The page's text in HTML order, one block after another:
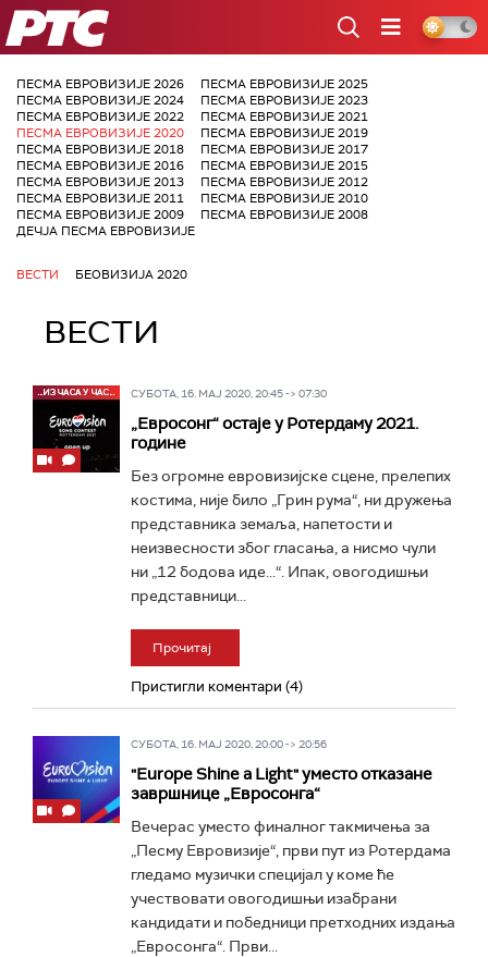
РТС
ПЕСМА ЕВРОВИЗИЈЕ 2026
ПЕСМА ЕВРОВИЗИЈЕ 2025
ПЕСМА ЕВРОВИЗИЈЕ 2024
ПЕСМА ЕВРОВИЗИЈЕ 2023
ПЕСМА ЕВРОВИЗИЈЕ 2022
ПЕСМА ЕВРОВИЗИЈЕ 2021
ПЕСМА ЕВРОВИЗИЈЕ 2020
ПЕСМА ЕВРОВИЗИЈЕ 2019
ПЕСМА ЕВРОВИЗИЈЕ 2018
ПЕСМА ЕВРОВИЗИЈЕ 2017
ПЕСМА ЕВРОВИЗИЈЕ 2016
ПЕСМА ЕВРОВИЗИЈЕ 2015
ПЕСМА ЕВРОВИЗИЈЕ 2013
ПЕСМА ЕВРОВИЗИЈЕ 2012
ПЕСМА ЕВРОВИЗИЈЕ 2011
ПЕСМА ЕВРОВИЗИЈЕ 2010
ПЕСМА ЕВРОВИЗИЈЕ 2009
ПЕСМА ЕВРОВИЗИЈЕ 2008
ДЕЧЈА ПЕСМА ЕВРОВИЗИЈЕ
ВЕСТИ БЕОВИЗИЈА 2020
ВЕСТИ
СУБОТА, 16. МАЈ 2020, 20:45 -> 07:30
„Евросонг“ остаје у Ротердаму 2021.
године
Без огромне евровизијске сцене, прелепих
костима, није било „Грин рума“, ни дружења
представника земаља, напетости и
неизвесности због гласања, а нисмо чули
ни „12 бодова иде...“. Ипак, овогодишњи
представници...
Прочитај
Пристигли коментари (4)
СУБОТА, 16. МАЈ 2020, 20:00 -> 20:56
"Europe Shine a Light" уместо отказане
завршнице „Евросонга“
Вечерас уместо финалног такмичења за
„Песму Евровизије“, први пут из Ротердама
гледамо музички специјал у коме ће
учествовати овогодишњи изабрани
кандидати и победници претходних издања
„Евросонга“. Први...